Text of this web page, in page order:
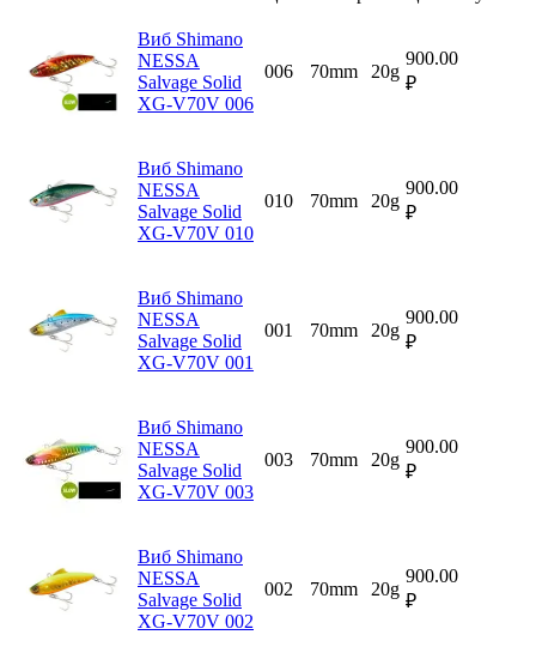
Виб Shimano
NESSA
Salvage Solid
XG-V70V 006
006 70mm 20g
900.00
₽
Виб Shimano
NESSA
Salvage Solid
XG-V70V 010
010 70mm 20g
900.00
₽
Виб Shimano
NESSA
Salvage Solid
XG-V70V 001
001 70mm 20g
900.00
₽
Виб Shimano
NESSA
Salvage Solid
XG-V70V 003
003 70mm 20g
900.00
₽
Виб Shimano
NESSA
Salvage Solid
XG-V70V 002
002 70mm 20g
900.00
₽